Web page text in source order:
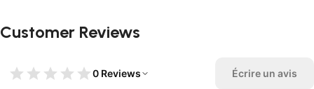
Customer Reviews
0 Reviews Écrire un avis